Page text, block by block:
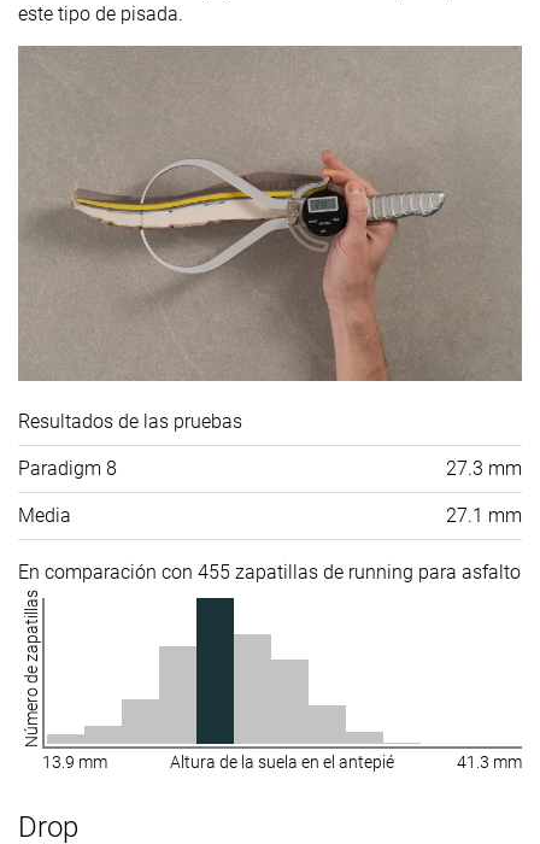
este tipo de pisada.
Resultados de las pruebas
Paradigm 8 27.3 mm
Media 27.1 mm
En comparación con 455 zapatillas de running para asfalto
Número de zapatillas
13.9 mm Altura de la suela en el antepié 41.3 mm
Drop